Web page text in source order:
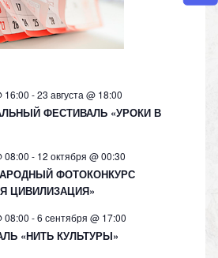
16:00 -23 августа @ 18:00
ФЕСТИВАЛЬ «УРОКИ В
08:00 - 12 октября @ 00:30
ФОТОКОНКУРС
ЦИВИЛИЗАЦИЯ»
08:00 -6 сентября @ 17:00
«НИТЬ КУЛЬТУРЫ»